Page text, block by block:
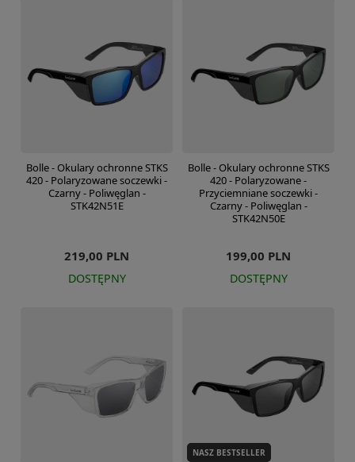
Bolle - Okulary ochronne STKS
420 - Polaryzowane soczewki -
Czarny - Poliwęglan -
STK42N51E
219,00 PLN
DOSTĘPNY
Bolle - Okulary ochronne STKS
420 - Polaryzowane -
Przyciemniane soczewki -
Czarny - Poliwęglan -
STK42N50E
199,00 PLN
DOSTĘPNY
NASZ BESTSELLER